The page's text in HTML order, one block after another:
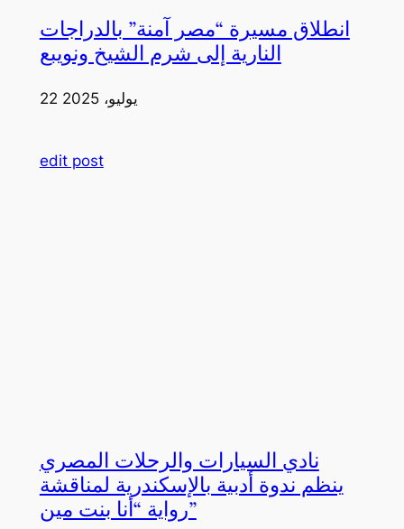
انطلاق مسيرة “مصر آمنة” بالدراجات
النارية إلى شرم الشيخ ونويبع
22 يوليو، 2025
edit post
نادي السيارات والرحلات المصري
ينظم ندوة أدبية بالإسكندرية لمناقشة
رواية “أنا بنت مين”